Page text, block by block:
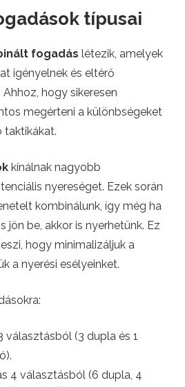
típusai
fogadás létezik, amelyek
igényelnek és eltérő
hogy sikeresen
megérteni a különbségeket
taktikákat.
kínálnak nagyobb
nyereséget. Ezek során
kombinálunk, így még ha
jön be, akkor is nyerhetünk. Ez
hogy minimalizáljuk a
a nyerési esélyeinket.
választásból (3 dupla és 1
4 választásból (6 dupla, 4